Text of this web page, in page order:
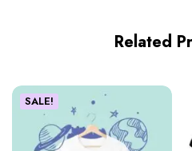
Related
SALE!